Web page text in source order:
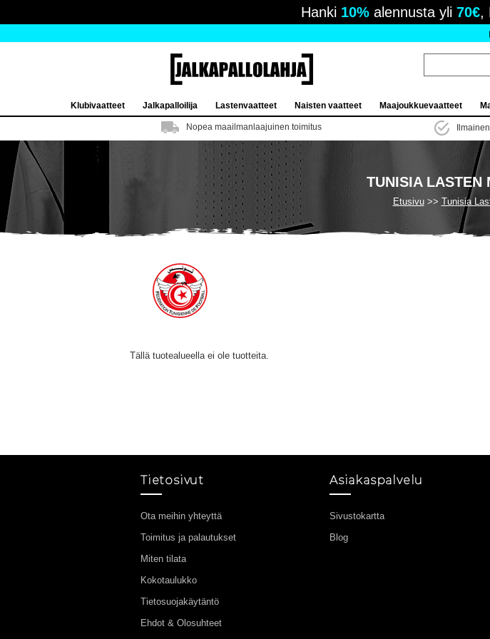
Hanki 10%alennusta yli 70€,
Klubivaatteet Jalkapalloilija Lastenvaatteet Naisten vaatteet Maajoukkuevaatteet
Nopea maailmanlaajuinen toimitus
TUNISIA LASTEN
Etusivu Tunisia
Tällä tuotealueella ei ole tuotteita.
Tietosivut
Ota meihin yhteyttä
Toimitus ja palautukset
Miten tilata
Kokotaulukko
Tietosuojakäytäntö
Ehdot & Olosuhteet
Asiakaspalvelu
Sivustokartta
Blog